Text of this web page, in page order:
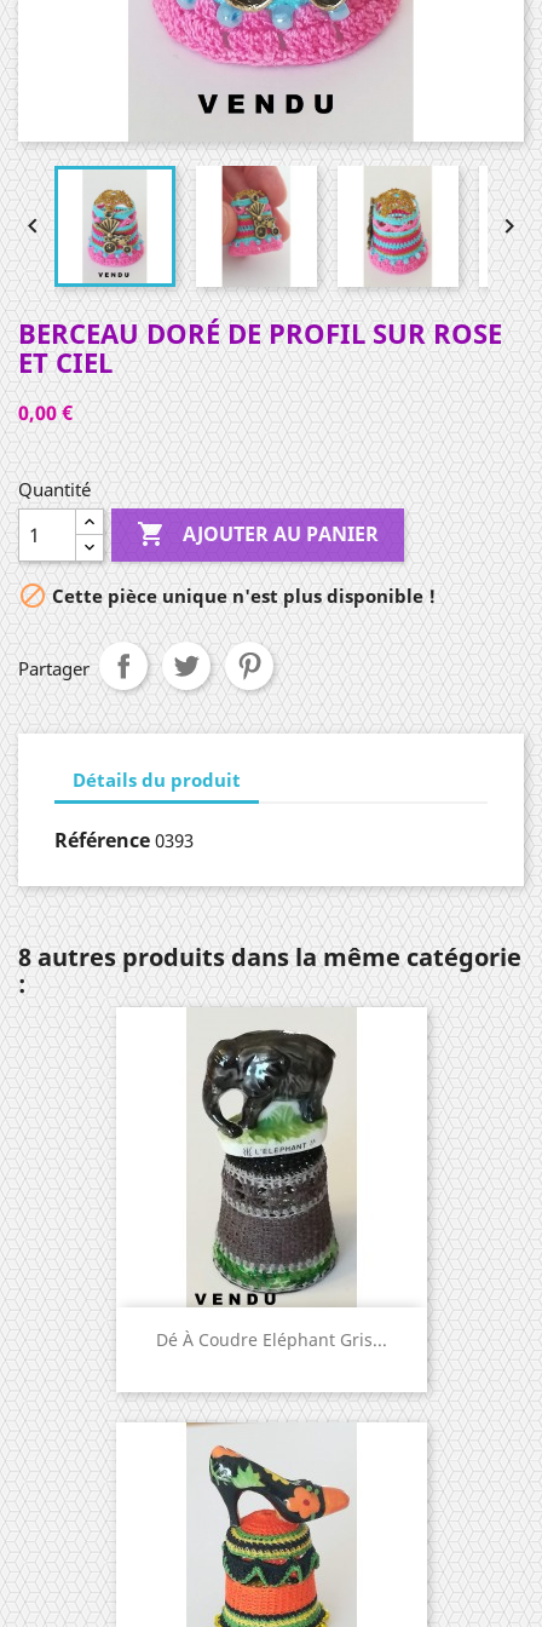
 
BERCEAU DORÉ DE PROFIL SUR ROSE
ET CIEL
0,00 €
Quantité
 AJOUTER AU PANIER
Cette pièce unique n'est plus disponible !
Partager
Détails du produit
Référence 0393
8 autres produits dans la même catégorie
:
Dé À Coudre Eléphant Gris...